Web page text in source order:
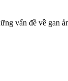
vấn đề về gan